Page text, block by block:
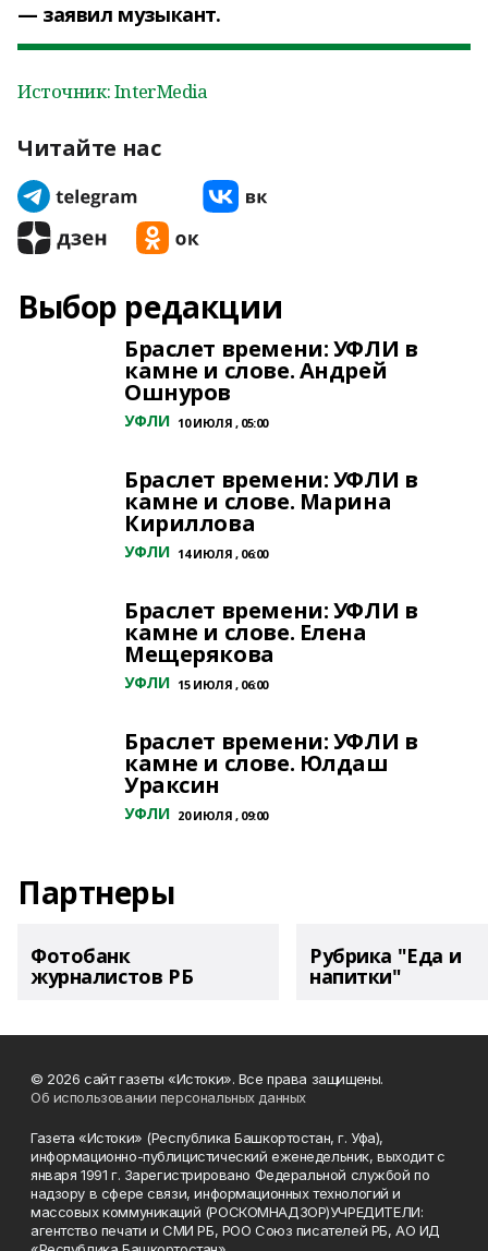
заявил музыкант.
Источник: InterMedia
Читайте нас
Выбор редакции
Браслет времени: УФЛИ в
камне и слове. Андрей
Ошнуров
УФЛИ 10 ИЮЛЯ , 05:00
Браслет времени: УФЛИ в
камне и слове. Марина
Кириллова
УФЛИ 14 ИЮЛЯ , 06:00
Браслет времени: УФЛИ в
камне и слове. Елена
Мещерякова
УФЛИ 15 ИЮЛЯ , 06:00
Браслет времени: УФЛИ в
камне и слове. Юлдаш
Ураксин
УФЛИ 20 ИЮЛЯ , 09:00
Партнеры
Фотобанк
журналистов РБ
Рубрика "Еда и
напитки"
© 2026 сайт газеты «Истоки». Все права защищены.
Об использовании персональных данных
Газета «Истоки» (Республика Башкортостан, г. Уфа),
информационно-публицистический еженедельник, выходит с
января 1991 г. Зарегистрировано Федеральной службой по
надзору в сфере связи, информационных технологий и
массовых коммуникаций (РОСКОМНАДЗОР)УЧРЕДИТЕЛИ:
агентство печати и СМИ РБ, РОО Союз писателей РБ, АО ИД